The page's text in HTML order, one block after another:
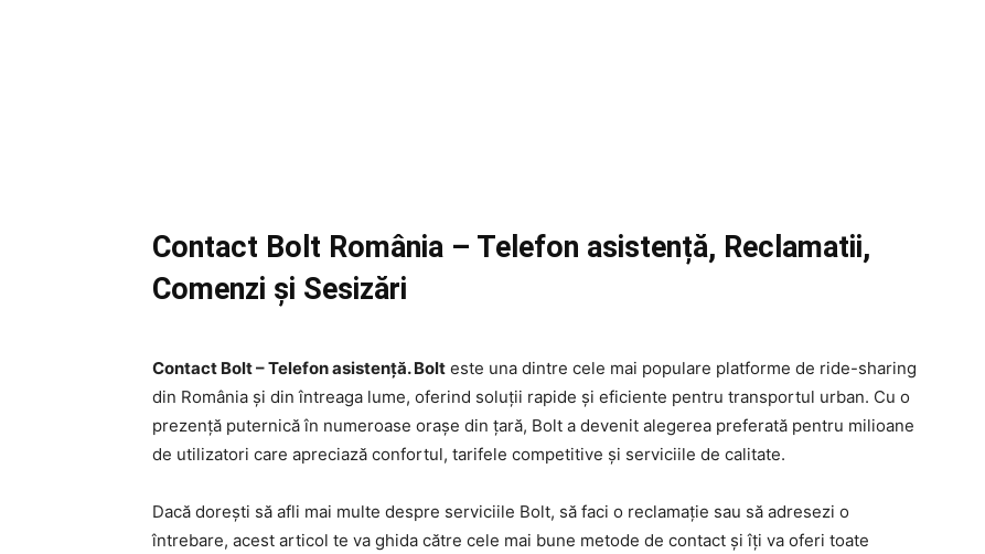
Contact Bolt România – Telefon asistență, Reclamatii,
Comenzi și Sesizări
Contact Bolt – Telefon asistență. Bolt este una dintre cele mai populare platforme de ride-sharing
din România și din întreaga lume, oferind soluții rapide și eficiente pentru transportul urban. Cu o
prezență puternică în numeroase orașe din țară, Bolt a devenit alegerea preferată pentru milioane
de utilizatori care apreciază confortul, tarifele competitive și serviciile de calitate.
Dacă dorești să afli mai multe despre serviciile Bolt, să faci o reclamație sau să adresezi o
întrebare, acest articol te va ghida către cele mai bune metode de contact și îți va oferi toate